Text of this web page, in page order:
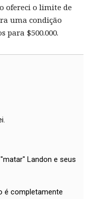
ofereci o limite de
uma condição
para $500.000.
Landon e seus
é completamente